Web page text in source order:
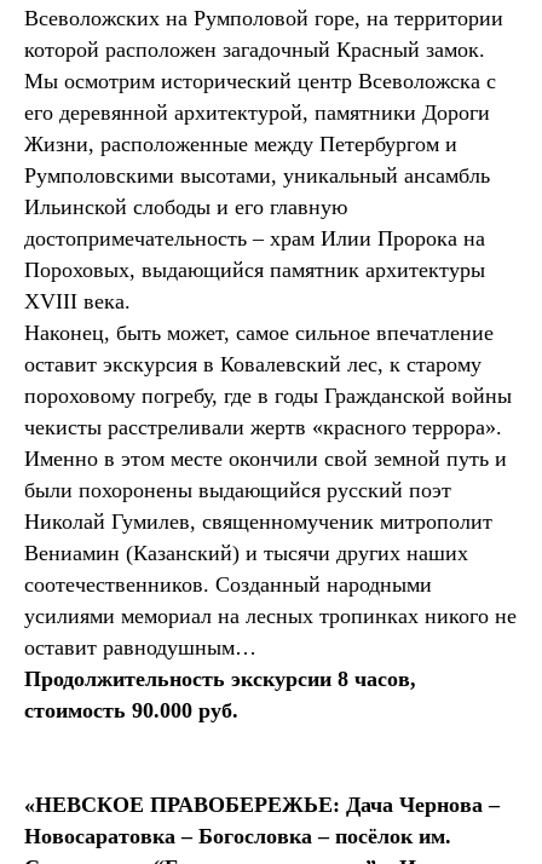
Всеволожских на Румполовой горе, на территории
которой расположен загадочный Красный замок.
Мы осмотрим исторический центр Всеволожска с
его деревянной архитектурой, памятники Дороги
Жизни, расположенные между Петербургом и
Румполовскими высотами, уникальный ансамбль
Ильинской слободы и его главную
достопримечательность – храм Илии Пророка на
Пороховых, выдающийся памятник архитектуры
XVIII века.
Наконец, быть может, самое сильное впечатление
оставит экскурсия в Ковалевский лес, к старому
пороховому погребу, где в годы Гражданской войны
чекисты расстреливали жертв «красного террора».
Именно в этом месте окончили свой земной путь и
были похоронены выдающийся русский поэт
Николай Гумилев, священномученик митрополит
Вениамин (Казанский) и тысячи других наших
соотечественников. Созданный народными
усилиями мемориал на лесных тропинках никого не
оставит равнодушным…
Продолжительность экскурсии 8 часов,
стоимость 90.000 руб.
«НЕВСКОЕ ПРАВОБЕРЕЖЬЕ: Дача Чернова –
Новосаратовка – Богословка – посёлок им.